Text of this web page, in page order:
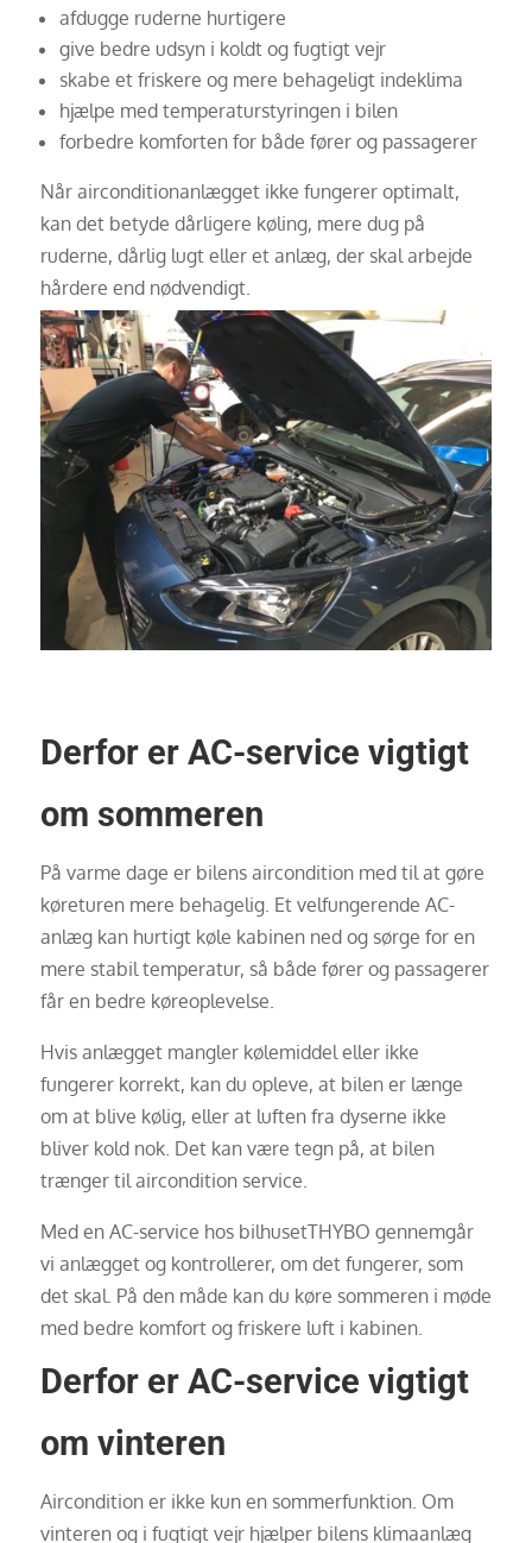
afdugge ruderne hurtigere
give bedre udsyn i koldt og fugtigt vejr
skabe et friskere og mere behageligt indeklima
hjælpe med temperaturstyringen i bilen
forbedre komforten for både fører og passagerer
Når airconditionanlægget ikke fungerer optimalt,
kan det betyde dårligere køling, mere dug på
ruderne, dårlig lugt eller et anlæg, der skal arbejde
hårdere end nødvendigt.
Derfor er AC-service vigtigt
om sommeren
På varme dage er bilens aircondition med til at gøre
køreturen mere behagelig. Et velfungerende AC-
anlæg kan hurtigt køle kabinen ned og sørge for en
mere stabil temperatur, så både fører og passagerer
får en bedre køreoplevelse.
Hvis anlægget mangler kølemiddel eller ikke
fungerer korrekt, kan du opleve, at bilen er længe
om at blive kølig, eller at luften fra dyserne ikke
bliver kold nok. Det kan være tegn på, at bilen
trænger til aircondition service.
Med en AC-service hos bilhusetTHYBO gennemgår
vi anlægget og kontrollerer, om det fungerer, som
det skal. På den måde kan du køre sommeren i møde
med bedre komfort og friskere luft i kabinen.
Derfor er AC-service vigtigt
om vinteren
Aircondition er ikke kun en sommerfunktion. Om
vinteren og i fugtigt vejr hjælper bilens klimaanlæg